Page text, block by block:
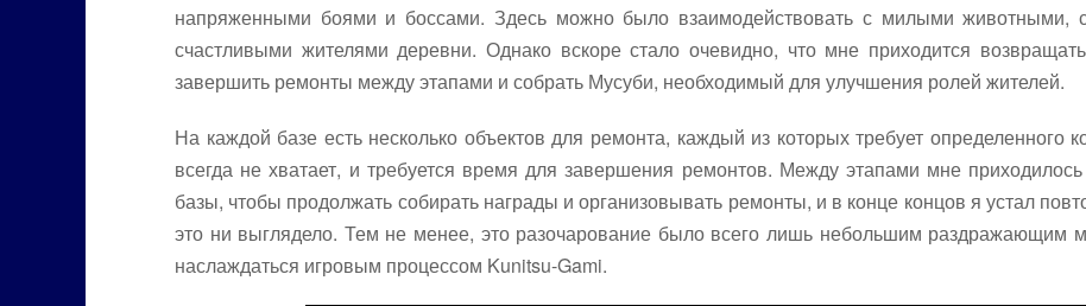
напряженными боями и боссами. Здесь можно было взаимодействовать с милыми животными,
счастливыми жителями деревни. Однако вскоре стало очевидно, что мне приходится
завершить ремонты между этапами и собрать Мусуби, необходимый для улучшения ролей жителей.
На каждой базе есть несколько объектов для ремонта, каждый из которых требует определенного
всегда не хватает, и требуется время для завершения ремонтов. Между этапами мне
базы, чтобы продолжать собирать награды и организовывать ремонты, и в конце концов я устал
это ни выглядело. Тем не менее, это разочарование было всего лишь небольшим
наслаждаться игровым процессом Kunitsu-Gami.